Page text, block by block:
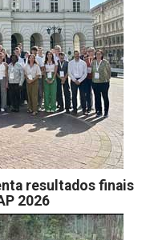
resultados finais
2026